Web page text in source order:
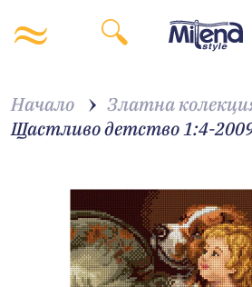
Начало Златна
Щастливо детство 1:4-